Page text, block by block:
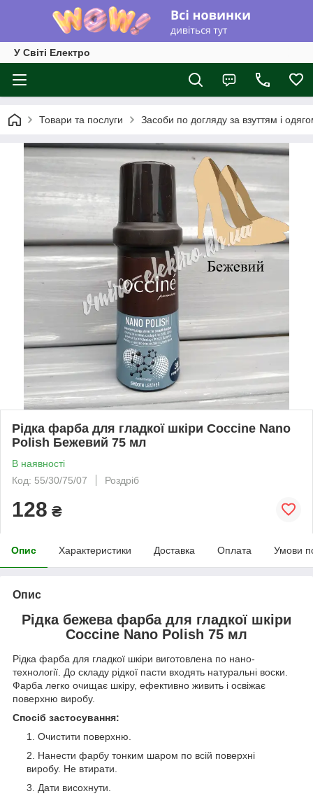
У Світі Електро
Товари та послуги Засоби по догляду за взуттям і
Рідка фарба для гладкої шкіри Coccine Nano
Polish Бежевий 75 мл
В наявності
Код: 55/30/75/07
Роздріб
128 ₴
Опис Характеристики Доставка Оплата Умови
Опис
Рідка бежева фарба для гладкої шкіри
Coccine Nano Polish 75 мл
Рідка фарба для гладкої шкіри виготовлена по нано-
технології. До складу рідкої пасти входять натуральні воски.
Фарба легко очищає шкіру, ефективно живить і освіжає
поверхню виробу.
Спосіб застосування:
Очистити поверхню.
Нанести фарбу тонким шаром по всій поверхні
виробу. Не втирати.
Дати висохнути.